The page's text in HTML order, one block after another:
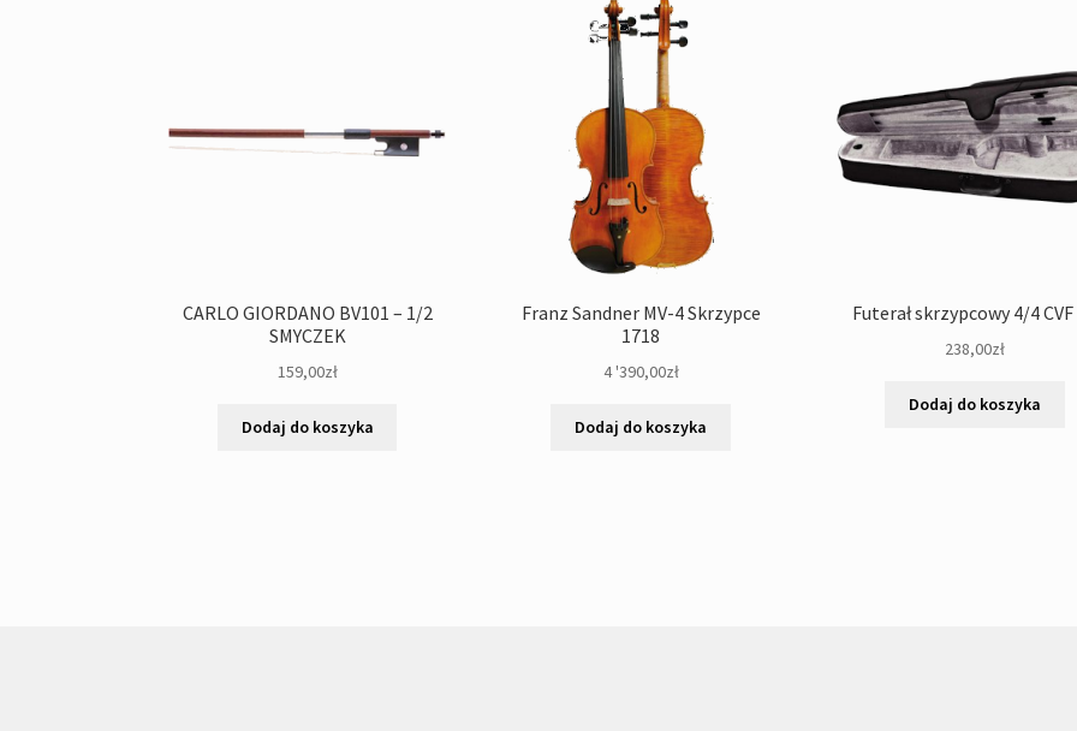
CARLO GIORDANO BV101 – 1/2
SMYCZEK
159,00zł
Dodaj do koszyka
Franz Sandner MV-4 Skrzypce
1718
4 '390,00zł
Dodaj do koszyka
Futerał skrzypcowy 4/4 CVF
238,00zł
Dodaj do koszyka